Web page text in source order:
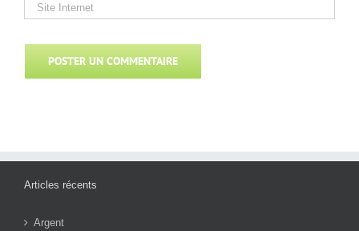
Articles récents
Argent